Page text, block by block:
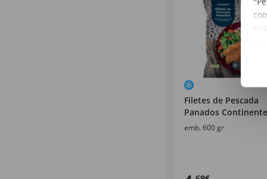
Filetes de Pescada
Panados Continente
emb. 600 gr